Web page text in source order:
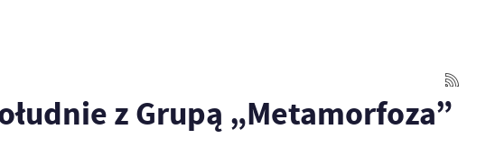
z Grupą „Metamorfoza”